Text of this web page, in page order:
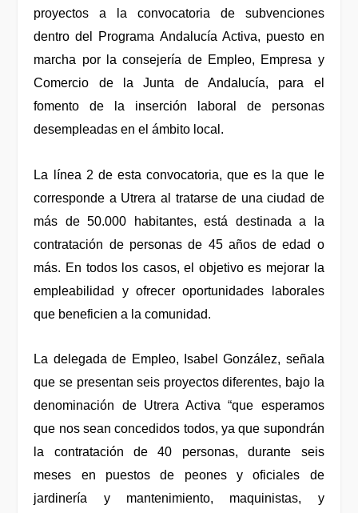
proyectos a la convocatoria de subvenciones
dentro del Programa Andalucía Activa, puesto en
marcha por la consejería de Empleo, Empresa y
Comercio de la Junta de Andalucía, para el
fomento de la inserción laboral de personas
desempleadas en el ámbito local.
La línea 2 de esta convocatoria, que es la que le
corresponde a Utrera al tratarse de una ciudad de
más de 50.000 habitantes, está destinada a la
contratación de personas de 45 años de edad o
más. En todos los casos, el objetivo es mejorar la
empleabilidad y ofrecer oportunidades laborales
que beneficien a la comunidad.
La delegada de Empleo, Isabel González, señala
que se presentan seis proyectos diferentes, bajo la
denominación de Utrera Activa “que esperamos
que nos sean concedidos todos, ya que supondrán
la contratación de 40 personas, durante seis
meses en puestos de peones y oficiales de
jardinería y mantenimiento, maquinistas, y